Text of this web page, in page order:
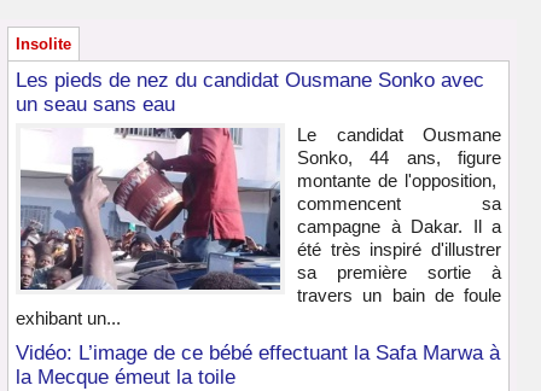
Insolite
Les pieds de nez du candidat Ousmane Sonko avec
un seau sans eau
Le candidat Ousmane
Sonko, 44 ans, figure
montante de l'opposition,
commencent sa
campagne à Dakar. Il a
été très inspiré d'illustrer
sa première sortie à
travers un bain de foule
exhibant un...
Vidéo: L’image de ce bébé effectuant la Safa Marwa à
la Mecque émeut la toile